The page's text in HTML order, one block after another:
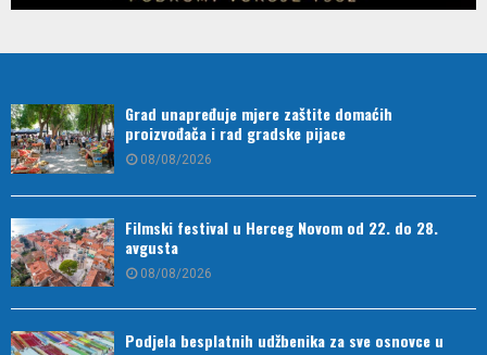
Grad unapređuje mjere zaštite domaćih
proizvođača i rad gradske pijace
08/08/2026
Filmski festival u Herceg Novom od 22. do 28.
avgusta
08/08/2026
Podjela besplatnih udžbenika za sve osnovce u